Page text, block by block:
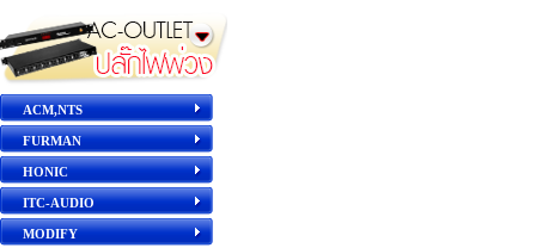
ACM,NTS
FURMAN
HONIC
ITC-AUDIO
MODIFY